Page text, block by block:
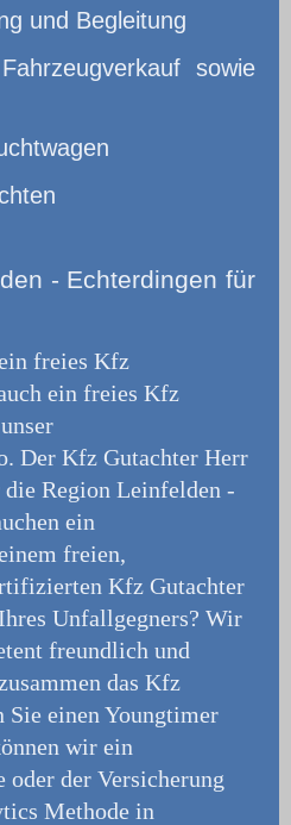
und Begleitung
sowie
- Echterdingen für
freies Kfz
ein freies Kfz
Der Kfz Gutachter Herr
Region Leinfelden -
ein
freien,
Kfz Gutachter
Unfallgegners? Wir
freundlich und
das Kfz
Sie einen Youngtimer
wir ein
oder der Versicherung
Methode in